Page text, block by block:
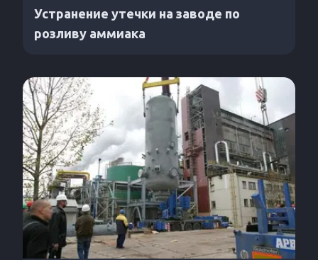
Устранение утечки на заводе по
розливу аммиака